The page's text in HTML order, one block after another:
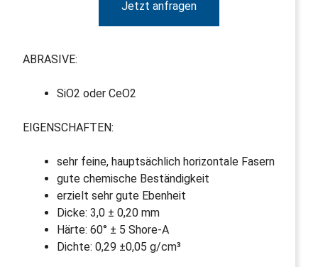
Jetzt anfragen
ABRASIVE:
SiO2 oder CeO2
EIGENSCHAFTEN:
sehr feine, hauptsächlich horizontale Fasern
gute chemische Beständigkeit
erzielt sehr gute Ebenheit
Dicke: 3,0 ± 0,20 mm
Härte: 60° ± 5 Shore-A
Dichte: 0,29 ±0,05 g/cm³